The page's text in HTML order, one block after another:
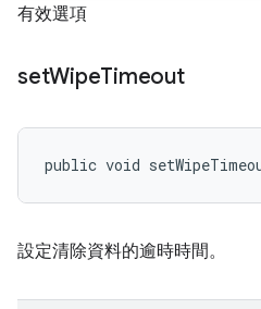
有效選項
setWipeTimeout
public void
設定清除資料的逾時時間。